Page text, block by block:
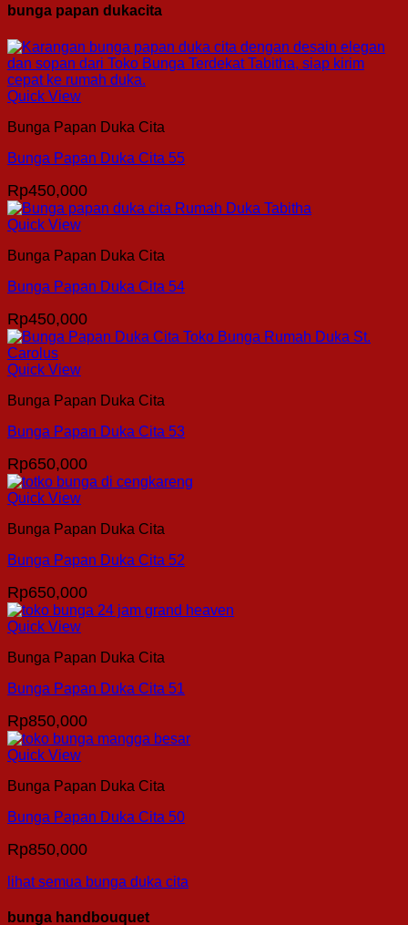
bunga papan dukacita
Quick View
Bunga Papan Duka Cita
Bunga Papan Duka Cita 55
Rp450,000
Quick View
Bunga Papan Duka Cita
Bunga Papan Duka Cita 54
Rp450,000
Quick View
Bunga Papan Duka Cita
Bunga Papan Duka Cita 53
Rp650,000
Quick View
Bunga Papan Duka Cita
Bunga Papan Duka Cita 52
Rp650,000
Quick View
Bunga Papan Duka Cita
Bunga Papan Duka Cita 51
Rp850,000
Quick View
Bunga Papan Duka Cita
Bunga Papan Duka Cita 50
Rp850,000
lihat semua bunga duka cita
bunga handbouquet